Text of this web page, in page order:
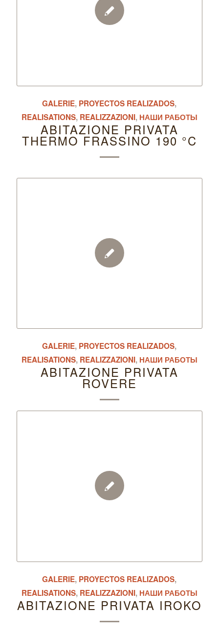
GALERIE, PROYECTOS REALIZADOS,
REALISATIONS, REALIZZAZIONI, НАШИ РАБОТЫ
ABITAZIONE PRIVATA
THERMO FRASSINO 190 °C
GALERIE, PROYECTOS REALIZADOS,
REALISATIONS, REALIZZAZIONI, НАШИ РАБОТЫ
ABITAZIONE PRIVATA
ROVERE
GALERIE, PROYECTOS REALIZADOS,
REALISATIONS, REALIZZAZIONI, НАШИ РАБОТЫ
ABITAZIONE PRIVATA IROKO